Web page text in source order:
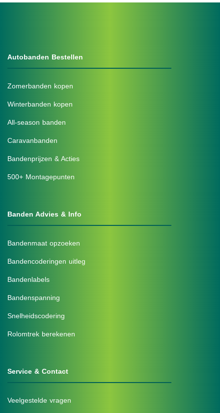
Autobanden Bestellen
Zomerbanden kopen
Winterbanden kopen
All-season banden
Caravanbanden
Bandenprijzen & Acties
500+ Montagepunten
Banden Advies & Info
Bandenmaat opzoeken
Bandencoderingen uitleg
Bandenlabels
Bandenspanning
Snelheidscodering
Rolomtrek berekenen
Service & Contact
Veelgestelde vragen